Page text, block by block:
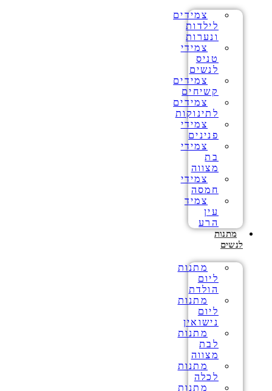
צמידים
לילדות
ונערות
צמידי
טניס
לנשים
צמידים
קשיחים
צמידים
לתינוקות
צמידי
פנינים
צמידי
בת
מצווה
צמידי
חמסה
צמיד
עין
הרע
מתנות
לנשים
מתנות
ליום
הולדת
מתנות
ליום
נישואין
מתנות
לבת
מצווה
מתנות
לכלה
מתנות